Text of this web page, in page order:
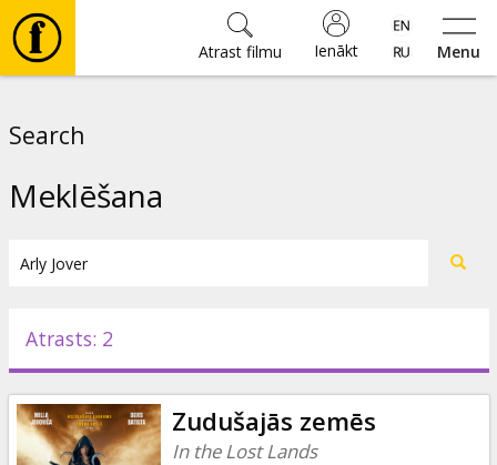
Menu
Ienākt
Atrast filmu
Pasākumi
Ziņas
Search
Meklēšana
Atrasts: 2
Zudušajās zemēs
In the Lost Lands